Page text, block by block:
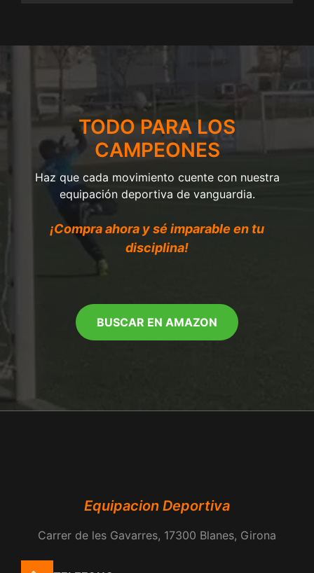
TODO PARA LOS
CAMPEONES
Haz que cada movimiento cuente con nuestra
equipación deportiva de vanguardia.
¡Compra ahora y sé imparable en tu
disciplina!
BUSCAR EN AMAZON
Equipacion Deportiva
Carrer de les Gavarres, 17300 Blanes, Girona